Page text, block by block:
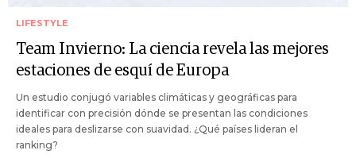
LIFESTYLE
Team Invierno: La ciencia revela las mejores
estaciones de esquí de Europa
Un estudio conjugó variables climáticas y geográficas para
identificar con precisión dónde se presentan las condiciones
ideales para deslizarse con suavidad. ¿Qué países lideran el
ranking?